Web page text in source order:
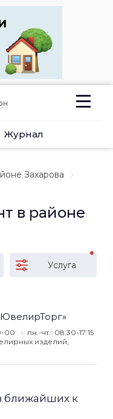
Журнал
Захарова
в районе
Услуга
00
пн.-чт.: 08:30-17:15
изделий,
ближайших к